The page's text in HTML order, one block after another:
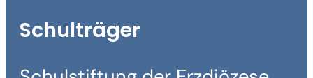
Schulträger